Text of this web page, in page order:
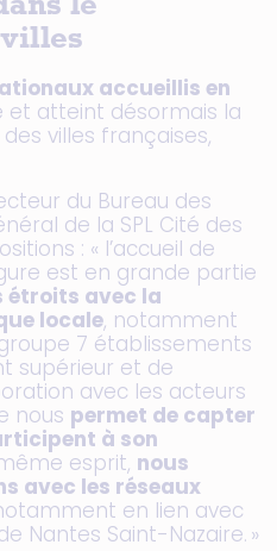
le
villes
accueillis en
et atteint désormais la
villes françaises,
du Bureau des
de la SPL Cité des
: « l’accueil de
est en grande partie
avec la
locale, notamment
7 établissements
supérieur et de
avec les acteurs
nous permet de capter
à son
esprit, nous
avec les réseaux
en lien avec
Nantes Saint-Nazaire. »